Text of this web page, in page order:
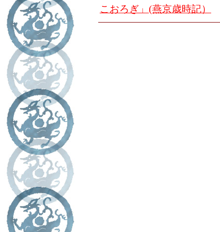
こおろぎ」(燕京歳時記）